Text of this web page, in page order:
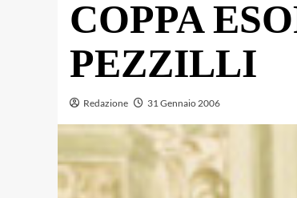
COPPA
PEZZILLI
Redazione 31 Gennaio 2006